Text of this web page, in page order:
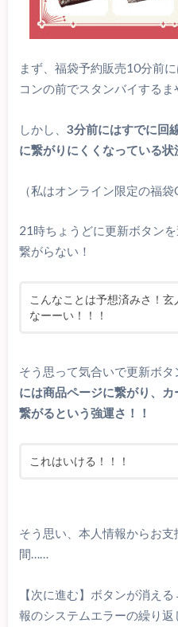
まず、福袋予約販売10分前
コンの前でスタンバイするま
しかし、 3分前にはすでに回
に繋がりにくくなっている状
（私はオンライン限定の福
21時ちょうどに更新ボタン
繋がらない！
こんなことは予想済みさ！
なーーい！！！
そう思って気合いで更新ボタ
には商品ページに繋がり、
繋がるという強運さ！！
これはいける！！！
そう思い、本人情報からお
間……
【次に進む】ボタンが消え
報のシステムエラーの繰り